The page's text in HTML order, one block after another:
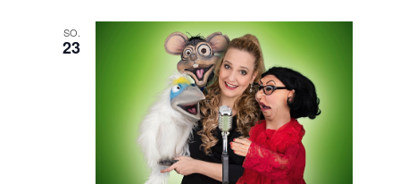
SO.
23